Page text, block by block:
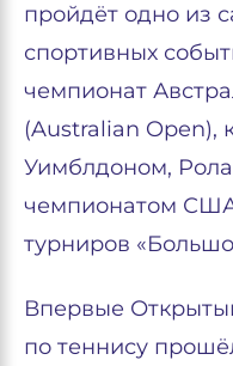
пройдёт одно из
спортивных
чемпионат
(Australian Open),
Уимблдоном,
чемпионатом США
турниров
Впервые
по теннису